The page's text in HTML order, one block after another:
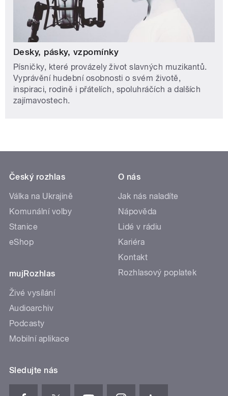
Desky, pásky, vzpomínky
Písničky, které provázely život slavných muzikantů.
Vyprávění hudební osobnosti o svém životě,
inspiraci, rodině i přátelích, spoluhráčích a dalších
zajímavostech.
Český rozhlas
Válka na Ukrajině
Komunální volby
Stanice
eShop
mujRozhlas
Živé vysílání
Audioarchiv
Podcasty
Mobilní aplikace
O nás
Jak nás naladíte
Nápověda
Lidé v rádiu
Kariéra
Kontakt
Rozhlasový poplatek
Sledujte nás